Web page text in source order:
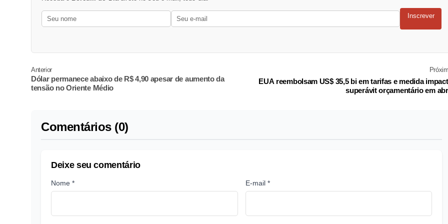
Inscrever
Anterior
Dólar permanece abaixo de R$ 4,90 apesar de aumento da
tensão no Oriente Médio
EUA reembolsam US$ 35,5 bi em tarifas e medida
superávit orçamentário em
Comentários (0)
Deixe seu comentário
Nome * E-mail *